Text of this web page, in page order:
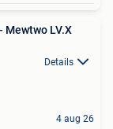
Mewtwo LV.X
Details
4 aug 26